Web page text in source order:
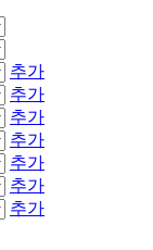
추가
추가
추가
추가
추가
추가
추가